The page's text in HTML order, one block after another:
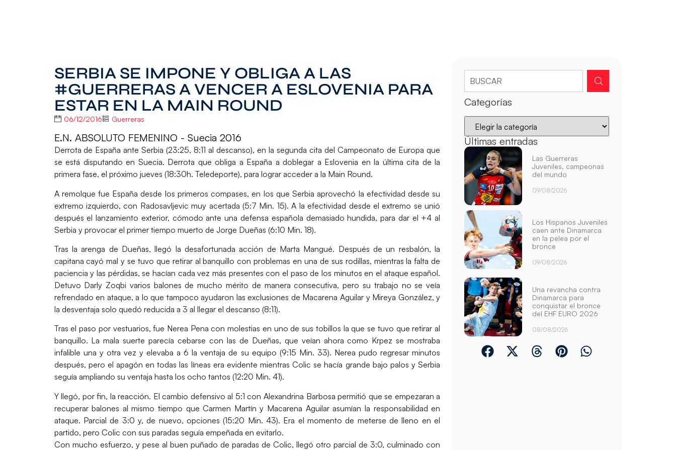
SERBIA SE IMPONE Y OBLIGA A LAS
#GUERRERAS A VENCER A ESLOVENIA PARA
ESTAR EN LA MAIN ROUND
06/12/2016 Guerreras
E.N. ABSOLUTO FEMENINO - Suecia 2016
Derrota de España ante Serbia (23:25, 8:11 al descanso), en la segunda cita del Campeonato de Europa que
se está disputando en Suecia. Derrota que obliga a España a doblegar a Eslovenia en la última cita de la
primera fase, el próximo jueves (18:30h. Teledeporte), para lograr acceder a la Main Round.
A remolque fue España desde los primeros compases, en los que Serbia aprovechó la efectividad desde su
extremo izquierdo, con Radosavljevic muy acertada (5:7 Min. 15). A la efectividad desde el extremo se unió
después el lanzamiento exterior, cómodo ante una defensa española demasiado hundida, para dar el +4 al
Serbia y provocar el primer tiempo muerto de Jorge Dueñas (6:10 Min. 18).
Tras la arenga de Dueñas, llegó la desafortunada acción de Marta Mangué. Después de un resbalón, la
capitana cayó mal y se tuvo que retirar al banquillo con problemas en una de sus rodillas, mientras la falta de
paciencia y las pérdidas, se hacían cada vez más presentes con el paso de los minutos en el ataque español.
Detuvo Darly Zoqbi varios balones de mucho mérito de manera consecutiva, pero su trabajo no se veía
refrendado en ataque, a lo que tampoco ayudaron las exclusiones de Macarena Aguilar y Mireya González, y
la desventaja solo quedó reducida a 3 al llegar el descanso (8:11).
Tras el paso por vestuarios, fue Nerea Pena con molestias en uno de sus tobillos la que se tuvo que retirar al
banquillo. La mala suerte parecía cebarse con las de Dueñas, que veían ahora como Krpez se mostraba
infalible una y otra vez y elevaba a 6 la ventaja de su equipo (9:15 Min. 33). Nerea pudo regresar minutos
después, pero el apagón en todas las líneas era evidente mientras Colic se hacía grande bajo palos y Serbia
seguía ampliando su ventaja hasta los ocho tantos (12:20 Min. 41).
Y llegó, por fin, la reacción. El cambio defensivo al 5:1 con Alexandrina Barbosa permitió que se empezaran a
recuperar balones al mismo tiempo que Carmen Martín y Macarena Aguilar asumían la responsabilidad en
ataque. Parcial de 3:0 y, de nuevo, opciones (15:20 Min. 43). Era el momento de meterse de lleno en el
partido, pero Colic con sus paradas seguía empeñada en evitarlo.
Con mucho esfuerzo, y pese al buen puñado de paradas de Colic, llegó otro parcial de 3:0, culminado con
Categorías
Últimas entradas
Las Guerreras
Juveniles, campeonas
del mundo
09/08/2026
Los Hispanos Juveniles
caen ante Dinamarca
en la pelea por el
bronce
09/08/2026
Una revancha contra
Dinamarca para
conquistar el bronce
del EHF EURO 2026
08/08/2026